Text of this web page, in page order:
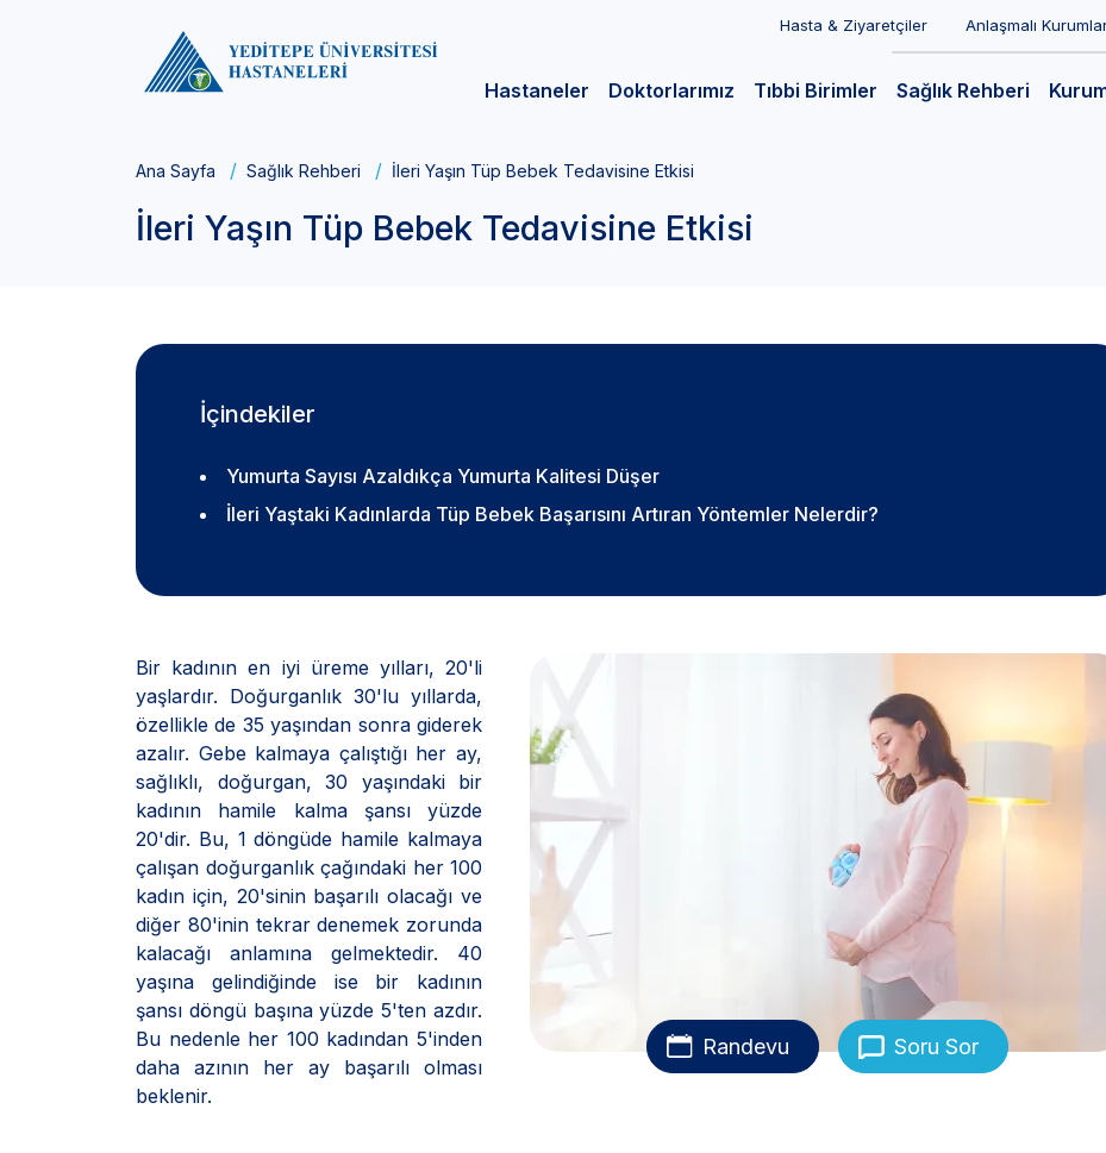
Hasta & Ziyaretçiler Anlaşmalı
Hastaneler Doktorlarımız Tıbbi Birimler Sağlık Rehberi
Ana Sayfa Sağlık Rehberi İleri Yaşın Tüp Bebek Tedavisine Etkisi
İleri Yaşın Tüp Bebek Tedavisine Etkisi
İçindekiler
Yumurta Sayısı Azaldıkça Yumurta Kalitesi Düşer
İleri Yaştaki Kadınlarda Tüp Bebek Başarısını Artıran Yöntemler Nelerdir?
Randevu Soru Sor
Bir kadının en iyi üreme yılları, 20'li
yaşlardır. Doğurganlık 30'lu yıllarda,
özellikle de 35 yaşından sonra giderek
azalır. Gebe kalmaya çalıştığı her ay,
sağlıklı, doğurgan, 30 yaşındaki bir
kadının hamile kalma şansı yüzde
20'dir. Bu, 1 döngüde hamile kalmaya
çalışan doğurganlık çağındaki her 100
kadın için, 20'sinin başarılı olacağı ve
diğer 80'inin tekrar denemek zorunda
kalacağı anlamına gelmektedir. 40
yaşına gelindiğinde ise bir kadının
şansı döngü başına yüzde 5'ten azdır.
Bu nedenle her 100 kadından 5'inden
daha azının her ay başarılı olması
beklenir.